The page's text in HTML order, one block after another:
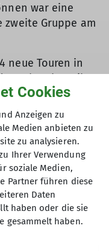
war eine
zweite Gruppe am
neue Touren in
Schrauber gibt
Namen. Jetzt
Bett im
vom
werden die
geklettert und
geputzt,
Decke gekehrt
und Schuhen
Cookies
Anzeigen zu
Medien anbieten zu
zu analysieren.
Ihrer Verwendung
soziale Medien,
Partner führen diese
Daten
haben oder die sie
gesammelt haben.